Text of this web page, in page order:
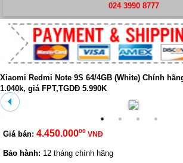
024 3990 8777
Xiaomi Redmi Note 9S 64/4GB (White) Chính
1.040k, giá FPT,TGDĐ 5.990K
Giá bán: 4.450.00000 VNĐ
Bảo hành: 12 tháng chính hãng